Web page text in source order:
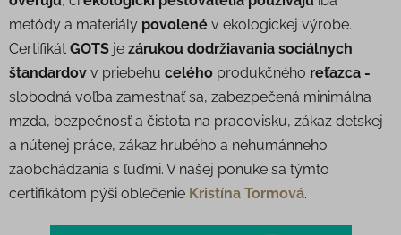
metódy a materiály povolené v ekologickej výrobe.
Certifikát GOTS je zárukou dodržiavania sociálnych
štandardov v priebehu celého produkčného reťazca -
slobodná voľba zamestnať sa, zabezpečená minimálna
mzda, bezpečnosť a čistota na pracovisku, zákaz detskej
a nútenej práce, zákaz hrubého a nehumánneho
zaobchádzania s ľuďmi. V našej ponuke sa týmto
certifikátom pýši oblečenie Kristína Tormová.